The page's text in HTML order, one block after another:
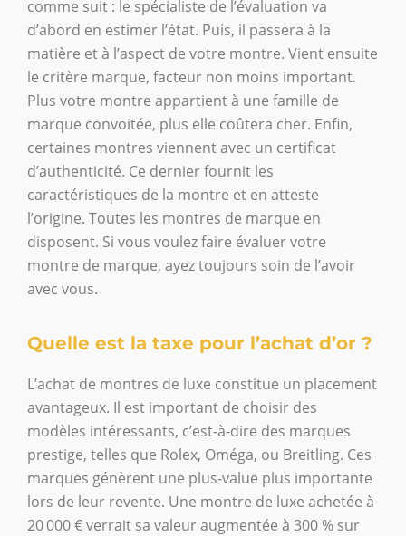
comme suit : le spécialiste de l’évaluation va
d’abord en estimer l’état. Puis, il passera à la
matière et à l’aspect de votre montre. Vient ensuite
le critère marque, facteur non moins important.
Plus votre montre appartient à une famille de
marque convoitée, plus elle coûtera cher. Enfin,
certaines montres viennent avec un certificat
d’authenticité. Ce dernier fournit les
caractéristiques de la montre et en atteste
l’origine. Toutes les montres de marque en
disposent. Si vous voulez faire évaluer votre
montre de marque, ayez toujours soin de l’avoir
avec vous.
Quelle est la taxe pour l’achat d’or ?
L’achat de montres de luxe constitue un placement
avantageux. Il est important de choisir des
modèles intéressants, c’est-à-dire des marques
prestige, telles que Rolex, Oméga, ou Breitling. Ces
marques génèrent une plus-value plus importante
lors de leur revente. Une montre de luxe achetée à
20 000 € verrait sa valeur augmentée à 300 % sur